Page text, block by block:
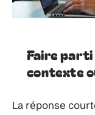
Faire
contexte
La réponse